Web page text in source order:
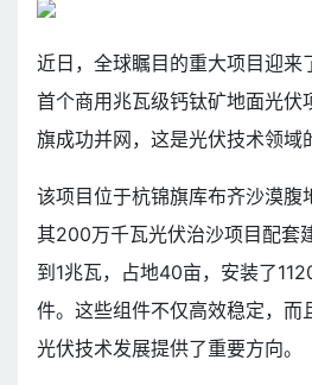
近日，全球瞩目的重大项目迎来
首个商用兆瓦级钙钛矿地面光伏
旗成功并网，这是光伏技术领域
该项目位于杭锦旗库布齐沙漠腹
其200万千瓦光伏治沙项目配套
到1兆瓦，占地40亩，安装了
件。这些组件不仅高效稳定，而
光伏技术发展提供了重要方向。